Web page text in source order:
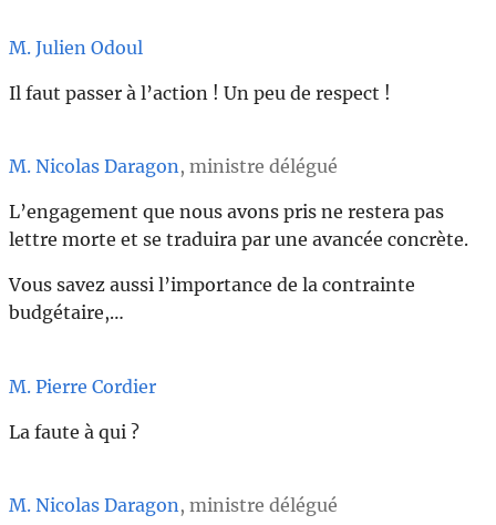
M. Julien Odoul
Il faut passer à l’action ! Un peu de respect !
M. Nicolas Daragon, ministre délégué
L’engagement que nous avons pris ne restera pas
lettre morte et se traduira par une avancée concrète.
Vous savez aussi l’importance de la contrainte
budgétaire,…
M. Pierre Cordier
La faute à qui ?
M. Nicolas Daragon, ministre délégué